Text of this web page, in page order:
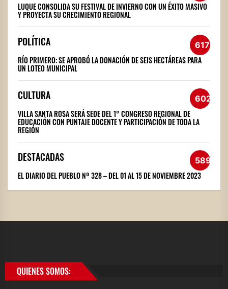
LUQUE CONSOLIDA SU FESTIVAL DE INVIERNO CON UN ÉXITO MASIVO
Y PROYECTA SU CRECIMIENTO REGIONAL
POLÍTICA 617
RÍO PRIMERO: SE APROBÓ LA DONACIÓN DE SEIS HECTÁREAS PARA
UN LOTEO MUNICIPAL
CULTURA 602
VILLA SANTA ROSA SERÁ SEDE DEL 1° CONGRESO REGIONAL DE
EDUCACIÓN CON PUNTAJE DOCENTE Y PARTICIPACIÓN DE TODA LA
REGIÓN
DESTACADAS 589
EL DIARIO DEL PUEBLO Nº 328 – DEL 01 AL 15 DE NOVIEMBRE 2023
QUIENES SOMOS: